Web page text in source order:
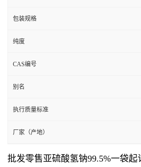
包装规格
纯度
CAS编号
别名
执行质量标准
厂家（产地）
批发零售亚硫酸氢钠99.5%一袋起